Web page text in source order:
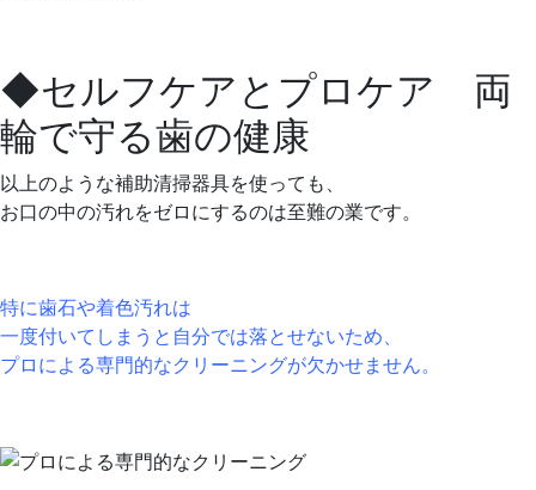
◆セルフケアとプロケア 両
輪で守る歯の健康
以上のような補助清掃器具を使っても、
お口の中の汚れをゼロにするのは至難の業です。
特に歯石や着色汚れは
一度付いてしまうと自分では落とせないため、
プロによる専門的なクリーニングが欠かせません。